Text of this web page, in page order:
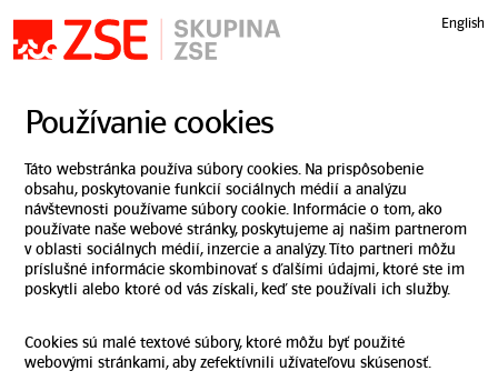
English
Používanie cookies
Táto webstránka používa súbory cookies. Na prispôsobenie
obsahu, poskytovanie funkcií sociálnych médií a analýzu
návštevnosti používame súbory cookie. Informácie o tom, ako
používate naše webové stránky, poskytujeme aj našim partnerom
v oblasti sociálnych médií, inzercie a analýzy. Títo partneri môžu
príslušné informácie skombinovať s ďalšími údajmi, ktoré ste im
poskytli alebo ktoré od vás získali, keď ste používali ich služby.
Cookies sú malé textové súbory, ktoré môžu byť použité
webovými stránkami, aby zefektívnili užívateľovu skúsenosť.